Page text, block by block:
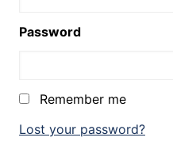
Password
Remember me
Lost your password?